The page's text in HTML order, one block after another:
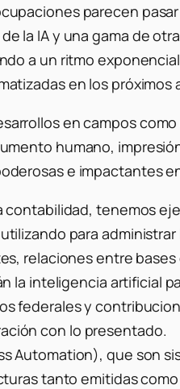
parecen
la IA y una gama de
a un ritmo
en los próximos
en campos
humano,
e impactantes
contabilidad, tenemos
para
relaciones entre
la inteligencia artificial
federales y
con lo presentado.
Automation), que son
tanto emitidas